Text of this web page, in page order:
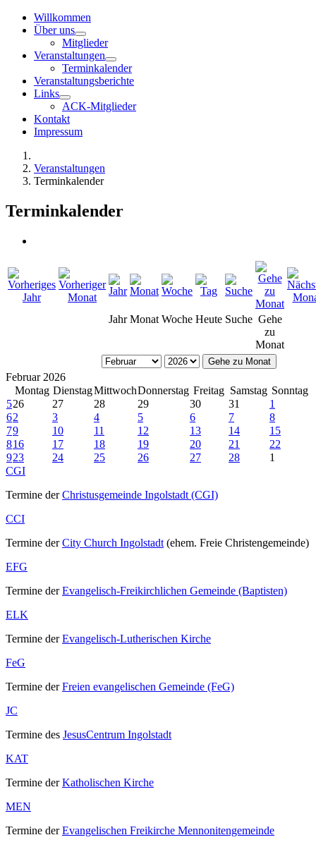
Willkommen
Über uns
Mitglieder
Veranstaltungen
Terminkalender
Veranstaltungsberichte
Links
ACK-Mitglieder
Kontakt
Impressum
Veranstaltungen
Terminkalender
Terminkalender
Jahr Monat Woche Heute Suche Gehe
zu
Monat
Gehe zu Monat
Februar 2026
Montag DienstagMittwochDonnerstag Freitag Samstag Sonntag
526 27 28 29 30 31
1
62 3 4 5 6 7
8
79 10 11 12 13 14
15
816 17 18 19 20 21
22
923 24 25 26 27 28
1
CGI
Termine derChristusgemeinde Ingolstadt (CGI)
CCI
Termine derCity Church Ingolstadt (ehem. Freie Christengemeinde)
EFG
Termine derEvangelisch-Freikirchlichen Gemeinde (Baptisten)
ELK
Termine derEvangelisch-Lutherischen Kirche
FeG
Termine derFreien evangelischen Gemeinde (FeG)
JC
Termine des JesusCentrum Ingolstadt
KAT
Termine derKatholischen Kirche
MEN
Termine derEvangelischen Freikirche Mennonitengemeinde